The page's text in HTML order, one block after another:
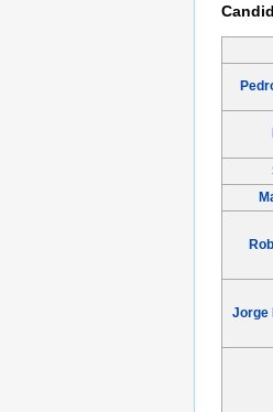
Jorge